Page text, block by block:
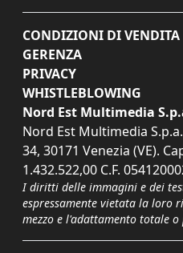
CONDIZIONI DI VENDITA
GERENZA
PRIVACY
WHISTLEBLOWING
Nord Est Multimedia
Nord Est Multimedia
34, 30171 Venezia (VE).
1.432.522,00 C.F.
I diritti delle immagini e dei
espressamente vietata la loro
mezzo e l'adattamento totale o